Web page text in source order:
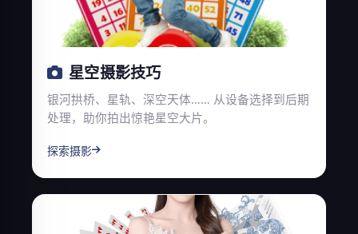
星空摄影技巧
银河拱桥、星轨、深空天体…… 从设备选择到后期
处理，助你拍出惊艳星空大片。
探索摄影